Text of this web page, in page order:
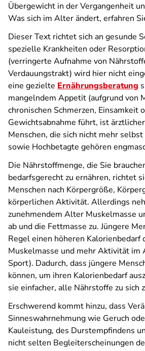
Übergewicht in der Vergangenheit
Was sich im Alter ändert, erfahren
Dieser Text richtet sich an gesunde
spezielle Krankheiten oder
(verringerte Aufnahme von
Verdauungstrakt) wird hier nicht
eine gezielte Ernährungsberatung
mangelndem Appetit (aufgrund von
chronischen Schmerzen, Einsamkeit
Gewichtsabnahme führt, ist
Menschen, die sich nicht mehr
sowie Hochbetagte gehören
Die Nährstoffmenge, die Sie
bedarfsgerecht zu ernähren, richtet
Menschen nach Körpergröße,
körperlichen Aktivität. Allerdings
zunehmendem Alter Muskelmasse
ab und die Fettmasse zu. Jüngere
Regel einen höheren Kalorienbedarf
Muskelmasse und mehr Aktivität im
Sport). Dadurch, dass jüngere
können, um ihren Kalorienbedarf
sie einfacher, alle Nährstoffe zu sich
Erschwerend kommt hinzu, dass
Sinneswahrnehmung wie Geruch
Kauleistung, des Durstempfindens
nicht selten Begleiterscheinungen